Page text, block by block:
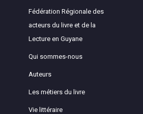
Fédération Régionale des
acteurs du livre et de la
Lecture en Guyane
Qui sommes-nous
Auteurs
Les métiers du livre
Vie littéraire